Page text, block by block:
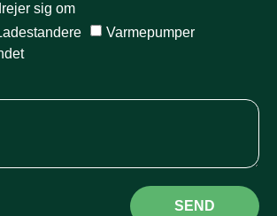
sig om
Varmepumper
SEND